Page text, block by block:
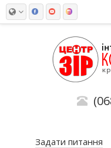
Задати питання